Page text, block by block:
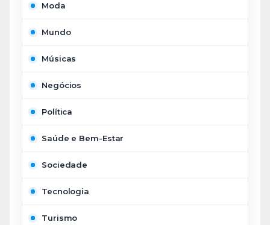
Moda
Mundo
Músicas
Negócios
Política
Saúde e Bem-Estar
Sociedade
Tecnologia
Turismo